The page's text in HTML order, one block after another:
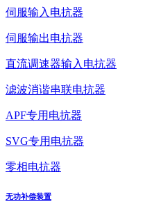
伺服输入电抗器
伺服输出电抗器
直流调速器输入电抗器
滤波消谐串联电抗器
APF专用电抗器
SVG专用电抗器
零相电抗器
无功补偿装置